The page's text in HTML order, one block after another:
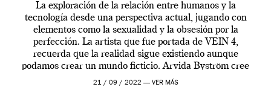
La exploración de la relación entre humanos y la
tecnología desde una perspectiva actual, jugando con
elementos como la sexualidad y la obsesión por la
perfección. La artista que fue portada de VEIN 4,
recuerda que la realidad sigue existiendo aunque
podamos crear un mundo ficticio. Arvida Byström cree
que los humanos tienen un complejo […]
21 / 09 / 2022 — VER MÁS